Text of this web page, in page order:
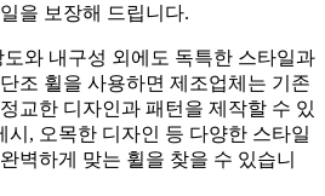
을 보장해 드립니다.
와 내구성 외에도 독특한 스타일과
조 휠을 사용하면 제조업체는 기존
교한 디자인과 패턴을 제작할 수 있
시, 오목한 디자인 등 다양한 스타일
벽하게 맞는 휠을 찾을 수 있습니